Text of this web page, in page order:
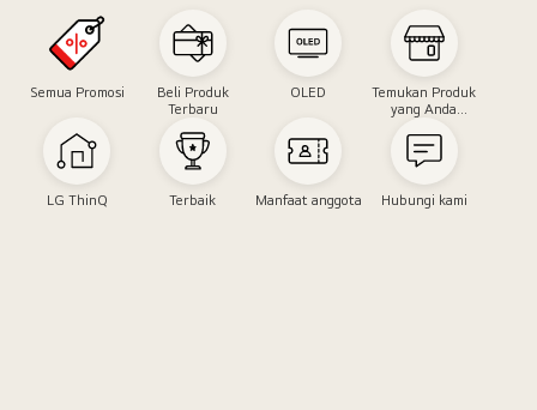
Semua Promosi
Beli Produk
Terbaru
OLED
Temukan Produk
yang Anda
LG ThinQ Terbaik Manfaat anggota Hubungi kami